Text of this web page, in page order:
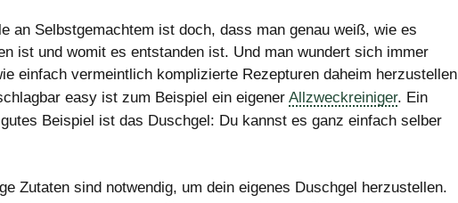
an Selbstgemachtem ist doch, dass man genau weiß, wie es
ist und womit es entstanden ist. Und man wundert sich immer
einfach vermeintlich komplizierte Rezepturen daheim herzustellen
easy ist zum Beispiel ein eigener Allzweckreiniger. Ein
Beispiel ist das Duschgel: Du kannst es ganz einfach selber
Zutaten sind notwendig, um dein eigenes Duschgel herzustellen.